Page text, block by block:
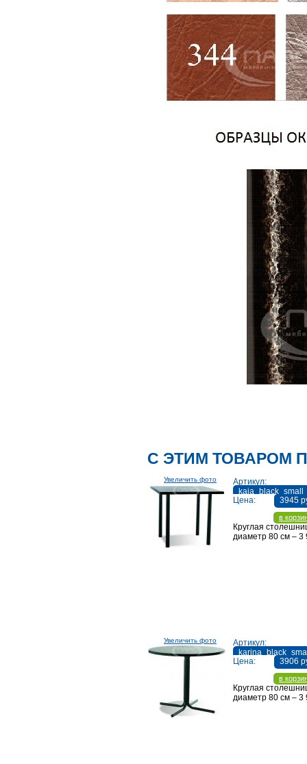
С ЭТИМ ТОВАРОМ
Увеличить фото
Артикул:
kaja_black_small
Цена:
3945
в
Круглая
диаметр 80 см – 3
Увеличить фото
Артикул:
Цена:
3906
в
Круглая
диаметр 80 см – 3